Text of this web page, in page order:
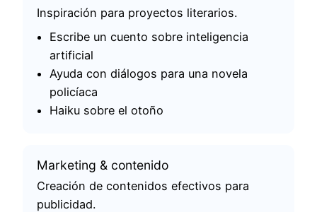
Inspiración para proyectos literarios.
Escribe un cuento sobre inteligencia
artificial
Ayuda con diálogos para una novela
policíaca
Haiku sobre el otoño
Marketing & contenido
Creación de contenidos efectivos para
publicidad.